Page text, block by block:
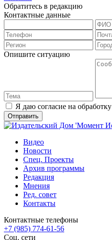
Обратитесь в редакцию
Контактные данные
Опишите ситуацию
Я даю согласие на обработку
Видео
Новости
Спец. Проекты
Архив программы
Редакция
Мнения
Ред. совет
Контакты
Контактные телефоны
+7 (985) 774-61-56
Соц. сети